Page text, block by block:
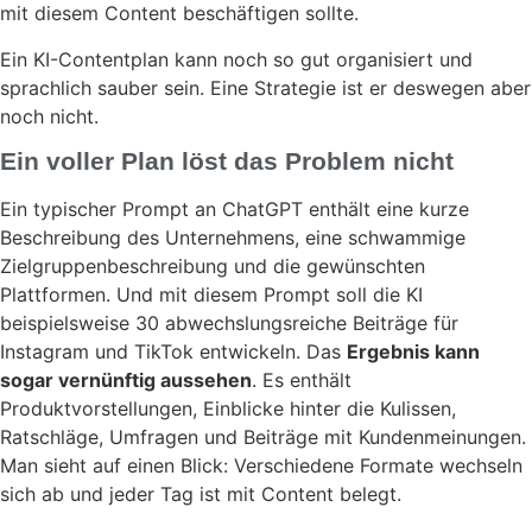
mit diesem Content beschäftigen sollte.
Ein KI-Contentplan kann noch so gut organisiert und
sprachlich sauber sein. Eine Strategie ist er deswegen aber
noch nicht.
Ein voller Plan löst das Problem nicht
Ein typischer Prompt an ChatGPT enthält eine kurze
Beschreibung des Unternehmens, eine schwammige
Zielgruppenbeschreibung und die gewünschten
Plattformen. Und mit diesem Prompt soll die KI
beispielsweise 30 abwechslungsreiche Beiträge für
Instagram und TikTok entwickeln. Das Ergebnis kann
sogar vernünftig aussehen. Es enthält
Produktvorstellungen, Einblicke hinter die Kulissen,
Ratschläge, Umfragen und Beiträge mit Kundenmeinungen.
Man sieht auf einen Blick: Verschiedene Formate wechseln
sich ab und jeder Tag ist mit Content belegt.